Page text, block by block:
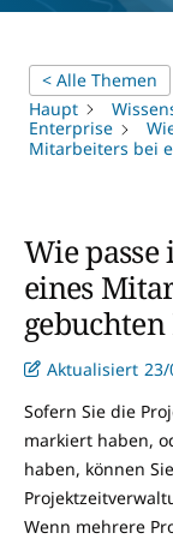
< Alle Themen
Haupt
Enterprise
Mitarbeiters bei
Wie passe
eines
Aktualisiert
Sofern Sie die
markiert haben,
haben, können
Wenn mehrere